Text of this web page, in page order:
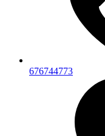
676744773